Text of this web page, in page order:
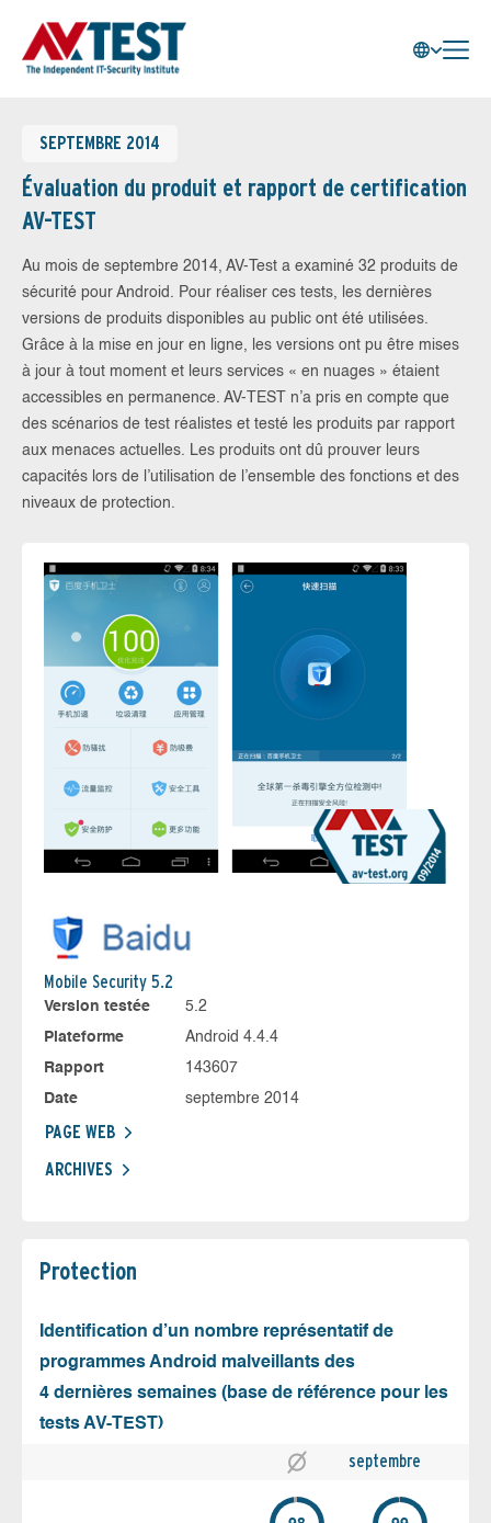
SEPTEMBRE 2014
Évaluation du produit et rapport de certification
AV-TEST
Au mois de septembre 2014, AV-Test a examiné 32 produits de
sécurité pour Android. Pour réaliser ces tests, les dernières
versions de produits disponibles au public ont été utilisées.
Grâce à la mise en jour en ligne, les versions ont pu être mises
à jour à tout moment et leurs services « en nuages » étaient
accessibles en permanence. AV-TEST n’a pris en compte que
des scénarios de test réalistes et testé les produits par rapport
aux menaces actuelles. Les produits ont dû prouver leurs
capacités lors de l’utilisation de l’ensemble des fonctions et des
niveaux de protection.
Mobile Security 5.2
Version testée
5.2
Plateforme
Android 4.4.4
Rapport
143607
Date
septembre 2014
PAGE WEB
ARCHIVES
Protection
Identification d’un nombre représentatif de
programmes Android malveillants des
4 dernières semaines (base de référence pour les
tests AV-TEST)
septembre